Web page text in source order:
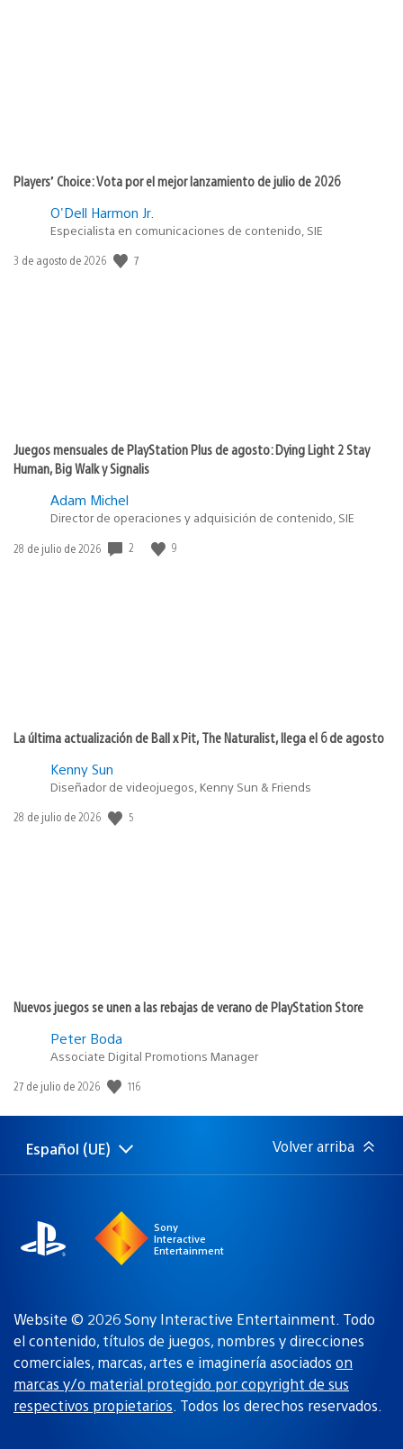
Players’ Choice: Vota por el mejor lanzamiento de julio de 2026
O'Dell Harmon Jr.
Especialista en comunicaciones de contenido, SIE
Fecha
3 de agosto de 2026 7
Juegos mensuales de PlayStation Plus de agosto: Dying Light 2 Stay
Human, Big Walk y Signalis
Adam Michel
Director de operaciones y adquisición de contenido, SIE
Fecha
28 de julio de 2026 2 9
La última actualización de Ball x Pit, The Naturalist, llega el 6 de agosto
Kenny Sun
Diseñador de videojuegos, Kenny Sun & Friends
Fecha
28 de julio de 2026 5
Nuevos juegos se unen a las rebajas de verano de PlayStation Store
Peter Boda
Associate Digital Promotions Manager
Fecha
publicación:
27 de julio de 2026 116
Selecciona
una
Región
actual:
Español (UE) Volver arriba
Sony
Interactive
Entertainment
Website © 2026 Sony Interactive Entertainment. Todo
el contenido, títulos de juegos, nombres y direcciones
comerciales, marcas, artes e imaginería asociados on
marcas y/o material protegido por copyright de sus
respectivos propietarios. Todos los derechos reservados.